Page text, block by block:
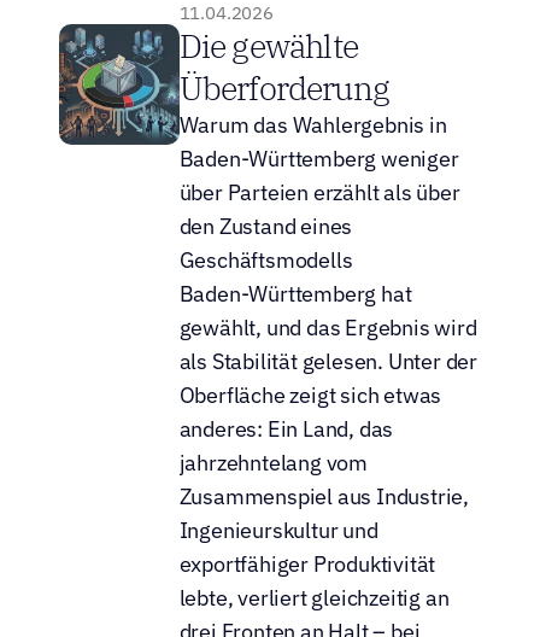
11.04.2026
Die gewählte
Überforderung
Warum das Wahlergebnis in
Baden-Württemberg weniger
über Parteien erzählt als über
den Zustand eines
Geschäftsmodells
Baden-Württemberg hat
gewählt, und das Ergebnis wird
als Stabilität gelesen. Unter der
Oberfläche zeigt sich etwas
anderes: Ein Land, das
jahrzehntelang vom
Zusammenspiel aus Industrie,
Ingenieurskultur und
exportfähiger Produktivität
lebte, verliert gleichzeitig an